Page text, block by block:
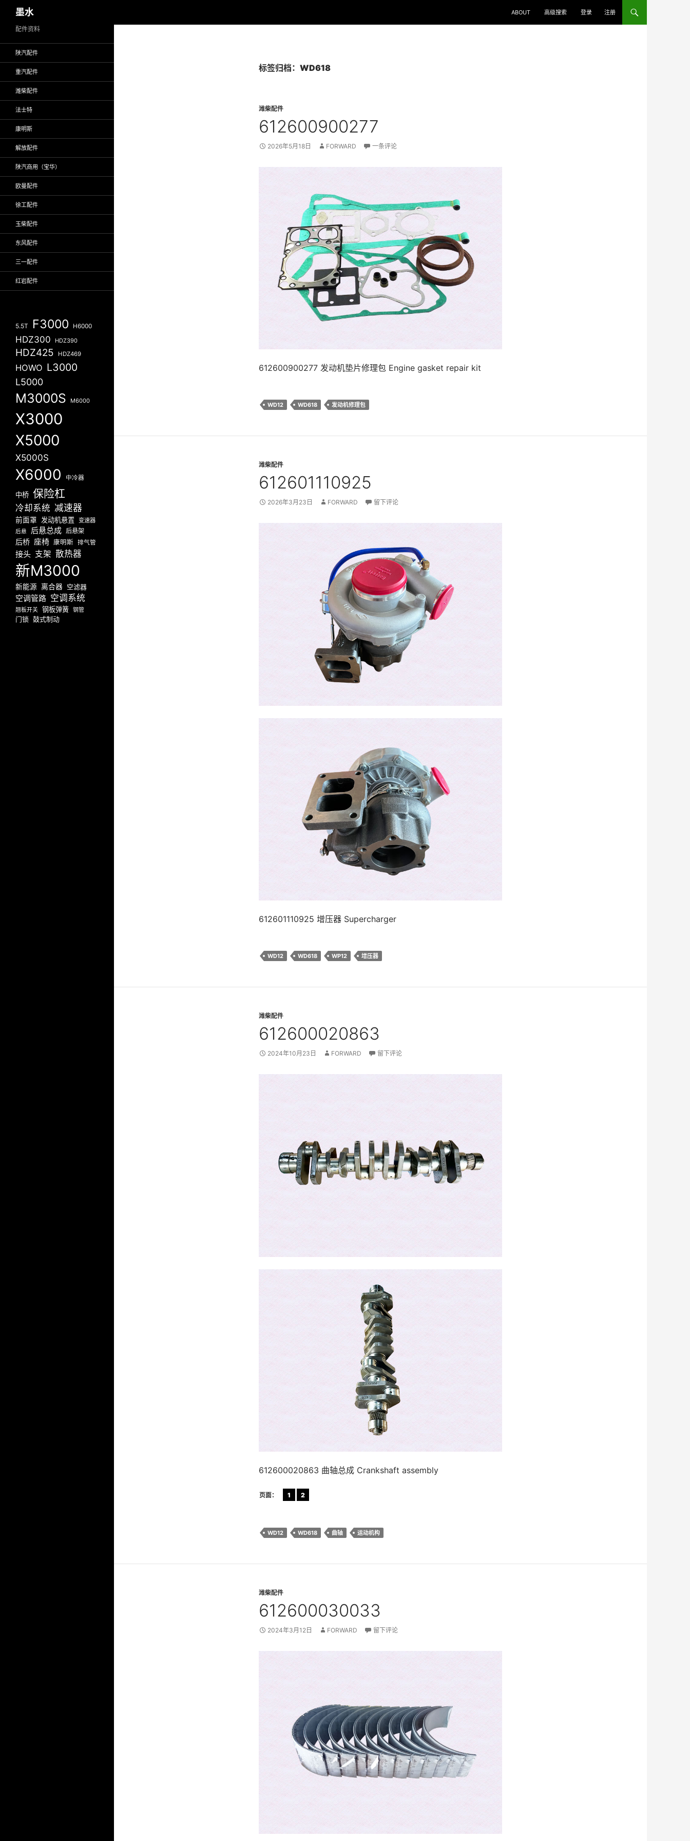
至
墨水 ABOUT 高级搜索 登录 注册
标签归档：WD618
潍柴配件
612600900277
2026年5月18日 FORWARD 一条评论
612600900277 发动机垫片修理包 Engine gasket repair kit
WD12 WD618 发动机修理包
潍柴配件
612601110925
2026年3月23日 FORWARD 留下评论
612601110925 增压器 Supercharger
WD12 WD618 WP12 增压器
潍柴配件
612600020863
2024年10月23日 FORWARD 留下评论
612600020863 曲轴总成 Crankshaft assembly
页面： 1 2
WD12 WD618 曲轴 运动机构
潍柴配件
612600030033
2024年3月12日 FORWARD 留下评论
配件资料
陕汽配件
重汽配件
潍柴配件
法士特
康明斯
解放配件
陕汽商用（宝华）
欧曼配件
徐工配件
玉柴配件
东风配件
三一配件
红岩配件
5.5T F3000 H6000
HDZ300 HDZ390
HDZ425 HDZ469
HOWO L3000
L5000
M3000S M6000
X3000
X5000
X5000S
X6000 中冷器
中桥 保险杠
冷却系统 减速器
前面罩 发动机悬置 变速器
后悬 后悬总成 后悬架
后桥 座椅 康明斯 排气管
接头 支架 散热器
新M3000
新能源 离合器 空滤器
空调管路 空调系统
翘板开关 钢板弹簧 钢管
门锁 鼓式制动